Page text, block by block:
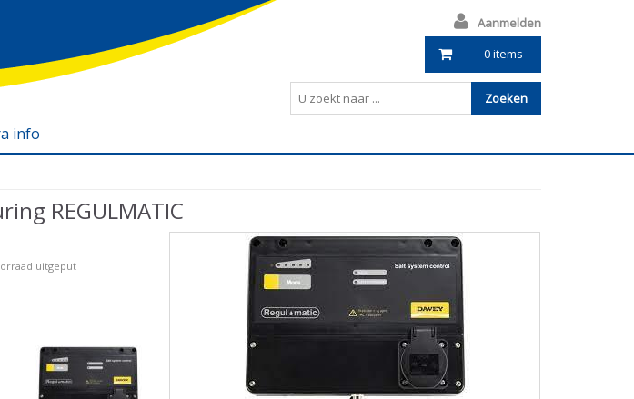
info
Filterpompen zwembad
Warmtepomp zwembad
accessoires
Webshop vlaams-
brabant
Aanmelden
0 items
Zoeken
REGULMATIC
uitgeput